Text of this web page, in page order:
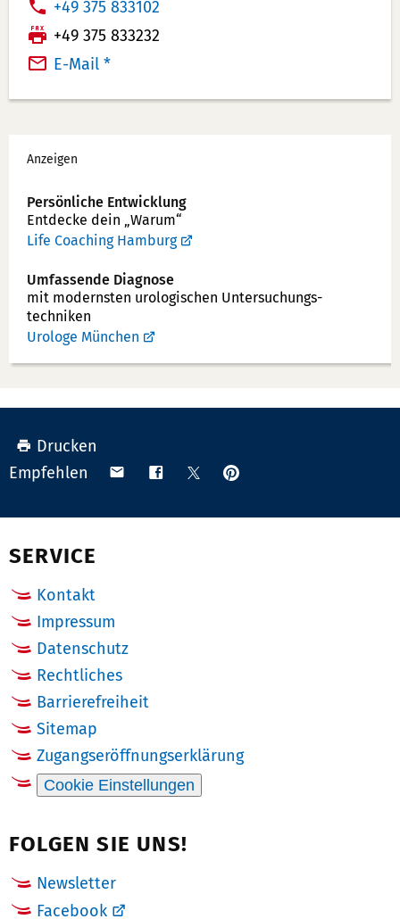
T
e
l
f
n
u
m
m
e
r:
+49 375 833102
F
a
+49 375 833232
E-Mail *
Werbung
Anzeigen
Persönliche Entwicklung
Entdecke dein „Warum“
Life Coaching Hamburg
Umfassende Diagnose
mit modernsten uro­logischen Unter­suchungs­
techniken
Urologe München
Drucken
Empfehlen
Teilen Teilen TeilenAnpinnen
SERVICE
Kontakt
Impressum
Datenschutz
Rechtliches
Barrierefreiheit
Sitemap
Zugangseröffnungserklärung
Cookie Einstellungen
FOLGEN SIE UNS!
Newsletter
Facebook